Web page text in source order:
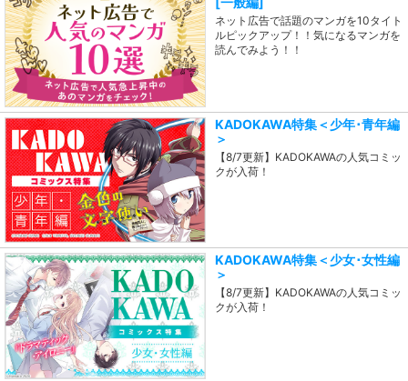
ネット広告で話題のマンガを10タイト
ルピックアップ！！気になるマンガを
読んでみよう！！
KADOKAWA特集＜少年･青年編
＞
【8/7更新】KADOKAWAの人気コミッ
クが入荷！
KADOKAWA特集＜少女･女性編
＞
【8/7更新】KADOKAWAの人気コミッ
クが入荷！